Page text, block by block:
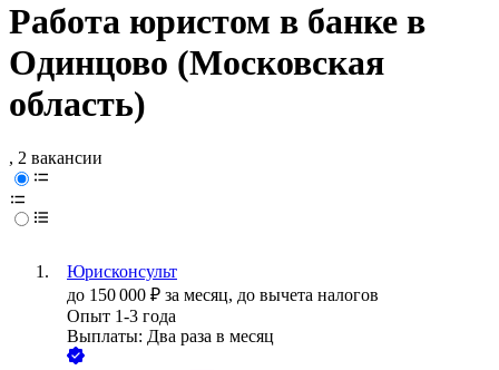
Работа юристом в банке в
Одинцово (Московская
область)
, 2 вакансии
Юрисконсульт
до 150 000 ₽ за месяц, до вычета налогов
Опыт 1-3 года
Выплаты: Два раза в месяц